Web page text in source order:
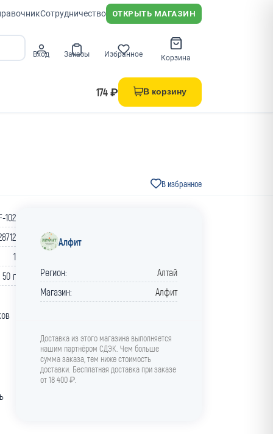
Сотрудничество ОТКРЫТЬ МАГАЗИН
Вход Заказы Избранное Корзина
174 ₽ В корзину
В избранное
102
1
50 г
Алфит
Регион:
Алтай
Магазин:
Алфит
Доставка из этого магазина выполняется
нашим партнёром СДЭК. Чем больше
сумма заказа, тем ниже стоимость
доставки. Бесплатная доставка при заказе
от 18 400 ₽.